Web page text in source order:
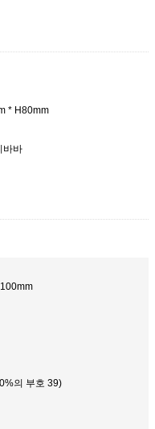
* H80mm
바바
의 부호 39)